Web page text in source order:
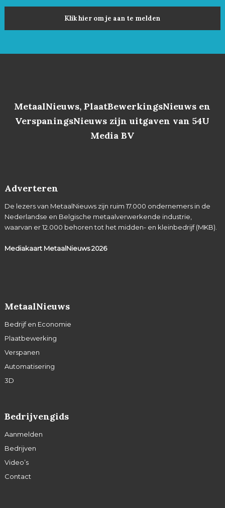
Klik hier om je aan te melden
MetaalNieuws, PlaatBewerkingsNieuws en
VerspaningsNieuws zijn uitgaven van 54U
Media BV
Adverteren
De lezers van MetaalNieuws zijn ruim 17.000 ondernemers in de
Nederlandse en Belgische metaalverwerkende industrie,
waarvan er 12.000 behoren tot het midden- en kleinbedrijf (MKB).
Mediakaart MetaalNieuws2026
MetaalNieuws
Bedrijf en Economie
Plaatbewerking
Verspanen
Automatisering
3D
Bedrijvengids
Aanmelden
Bedrijven
Video’s
Contact